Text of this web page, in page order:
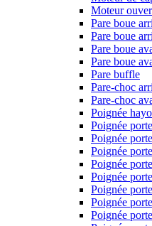
Moteur
Pare boue
Pare boue
Pare boue
Pare boue
Pare buffle
Pare-choc
Pare-choc
Poignée
Poignée
Poignée
Poignée
Poignée
Poignée
Poignée
Poignée
Poignée